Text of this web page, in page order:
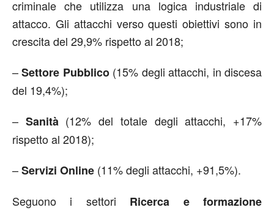
criminale che utilizza una logica industriale di
attacco. Gli attacchi verso questi obiettivi sono in
crescita del 29,9% rispetto al 2018;
–Settore Pubblico(15% degli attacchi, in discesa
del 19,4%);
– Sanità (12% del totale degli attacchi, +17%
rispetto al 2018);
–Servizi Online (11% degli attacchi, +91,5%).
Seguono i settori Ricerca e formazione